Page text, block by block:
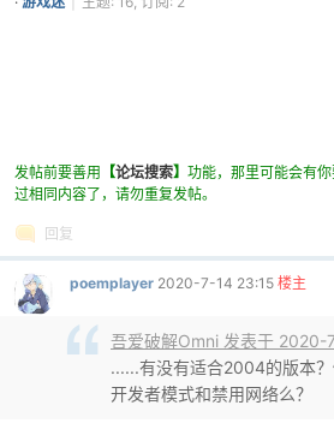
发帖前要善用 【论坛搜索】 功能，那里可能会有
过相同内容了，请勿重复发帖。
回复
poemplayer 2020-7-14 23:15 楼主
吾爱破解Omni 发表于 2020-
......有没有适合2004的版本
开发者模式和禁用网络么？